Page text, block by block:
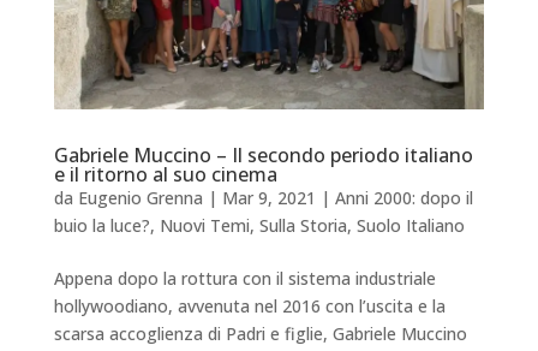
Gabriele Muccino – Il secondo periodo italiano
e il ritorno al suo cinema
da Eugenio Grenna | Mar 9, 2021 | Anni 2000: dopo il
buio la luce?, Nuovi Temi, Sulla Storia, Suolo Italiano
Appena dopo la rottura con il sistema industriale
hollywoodiano, avvenuta nel 2016 con l’uscita e la
scarsa accoglienza di Padri e figlie, Gabriele Muccino